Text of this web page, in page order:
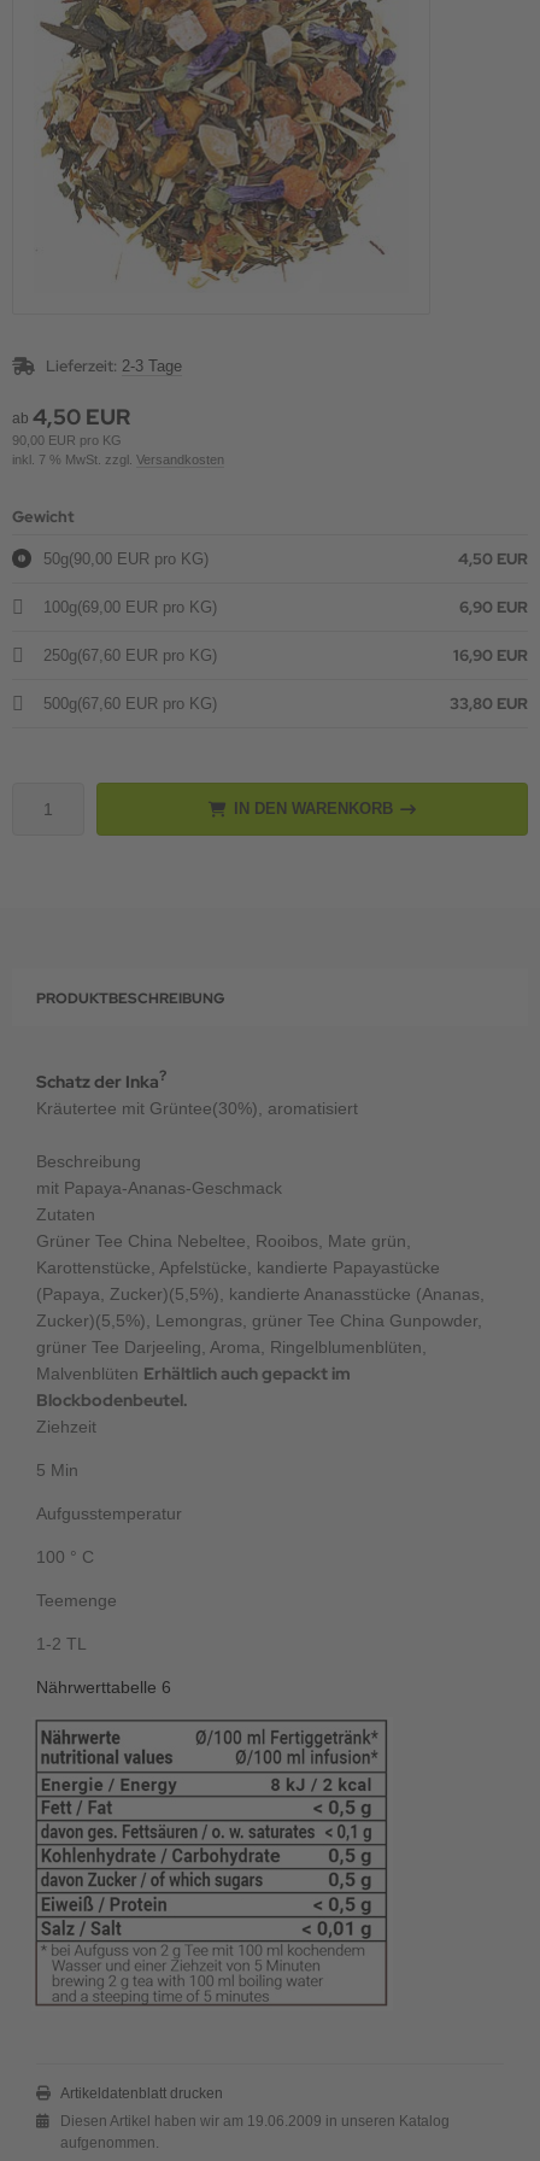
Lieferzeit: 2-3 Tage
ab 4,50 EUR
90,00 EUR pro KG
inkl. 7 % MwSt. zzgl. Versandkosten
Gewicht
50g(90,00 EUR pro KG) 4,50 EUR
100g(69,00 EUR pro KG) 6,90 EUR
250g(67,60 EUR pro KG) 16,90 EUR
500g(67,60 EUR pro KG) 33,80 EUR
IN DEN WARENKORB
PRODUKTBESCHREIBUNG
Schatz der Inka?
Kräutertee mit Grüntee(30%), aromatisiert
Beschreibung
mit Papaya-Ananas-Geschmack
Zutaten
Grüner Tee China Nebeltee, Rooibos, Mate grün,
Karottenstücke, Apfelstücke, kandierte Papayastücke
(Papaya, Zucker)(5,5%), kandierte Ananasstücke (Ananas,
Zucker)(5,5%), Lemongras, grüner Tee China Gunpowder,
grüner Tee Darjeeling, Aroma, Ringelblumenblüten,
Malvenblüten Erhältlich auch gepackt im
Blockbodenbeutel.
Ziehzeit
5 Min
Aufgusstemperatur
100 ° C
Teemenge
1-2 TL
Nährwerttabelle 6
Artikeldatenblatt drucken
Diesen Artikel haben wir am 19.06.2009 in unseren Katalog
aufgenommen.